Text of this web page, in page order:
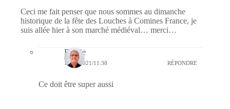
Ceci me fait penser que nous sommes au dimanche
historique de la fête des Louches à Comines France, je
suis allée hier à son marché médiéval… merci…
Bernie
10/10/2021/11:38 RÉPONDRE
Ce doit être super aussi